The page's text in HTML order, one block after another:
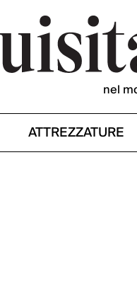
nel
ATTREZZATURE